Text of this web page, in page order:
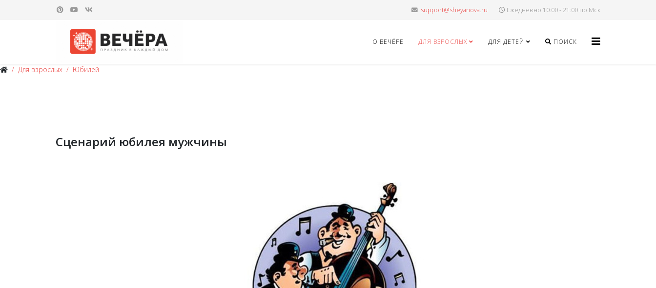
Ежедневно 10:00 - 21:00 по Мск
О ВЕЧЁРЕ ДЛЯ ВЗРОСЛЫХ ДЛЯ ДЕТЕЙ ПОИСК
Для взрослых Юбилей
Сценарий юбилея мужчины